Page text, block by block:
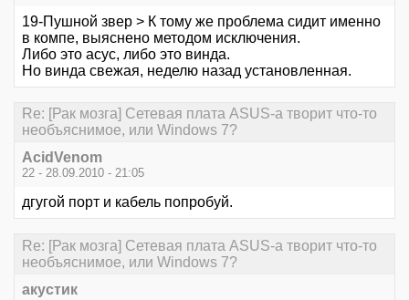
19-Пушной звер > К тому же проблема сидит именно
в компе, выяснено методом исключения.
Либо это асус, либо это винда.
Но винда свежая, неделю назад установленная.
Re: [Рак мозга] Сетевая плата ASUS-а творит что-то
необъяснимое, или Windows 7?
AcidVenom
22 - 28.09.2010 - 21:05
дгугой порт и кабель попробуй.
Re: [Рак мозга] Сетевая плата ASUS-а творит что-то
необъяснимое, или Windows 7?
акустик